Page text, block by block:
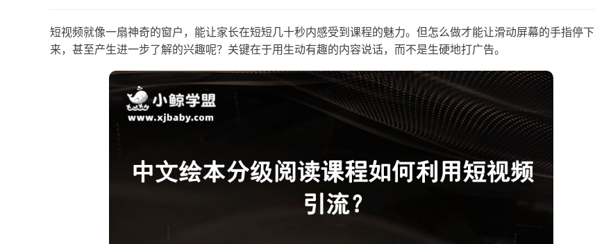
短视频就像一扇神奇的窗户，能让家长在短短几十秒内感受到课程的魅力。但怎么做才能让滑动屏幕的手指停下
来，甚至产生进一步了解的兴趣呢？关键在于用生动有趣的内容说话，而不是生硬地打广告。